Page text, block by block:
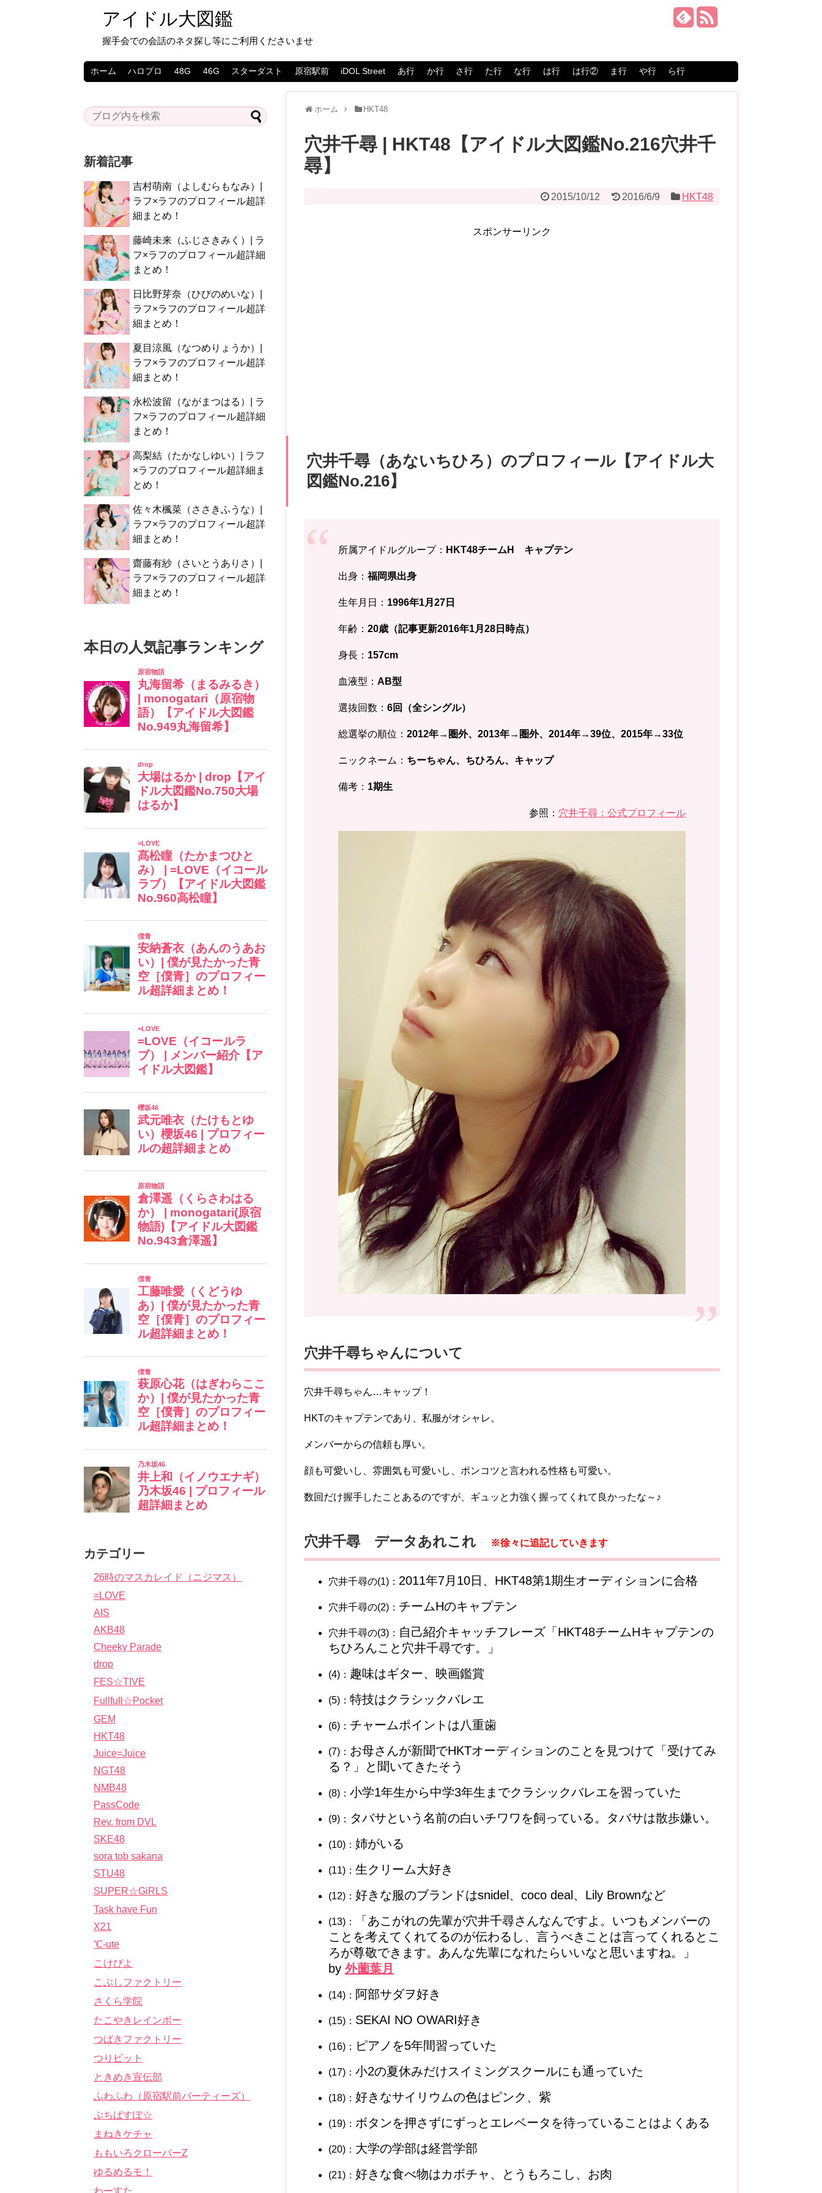
アイドル大図鑑
握手会での会話のネタ探し等にご利用くださいませ
ホーム ハロプロ 48G 46G スターダスト 原宿駅前 iDOL Street あ行 か行 さ行 た行 な行 は行 は行② ま行 や行 ら行
ホーム HKT48
穴井千尋 | HKT48【アイドル大図鑑No.216穴井千
尋】
2015/10/12 2016/6/9 HKT48
スポンサーリンク
穴井千尋（あないちひろ）のプロフィール【アイドル大
図鑑No.216】
所属アイドルグループ： HKT48チームH キャプテン
出身：福岡県出身
生年月日： 1996年1月27 日
年齢： 20歳（記事更新2016年1月28日時点）
身長： 157cm
血液型： AB型
選抜回数： 6回（全シングル）
総選挙の順位： 2012年→圏外、2013年→圏外、2014年→39位、2015年→33位
ニックネーム： ちーちゃん、ちひろん、キャップ
備考： 1期生
参照： 穴井千尋：公式プロフィール
穴井千尋ちゃんについて
穴井千尋ちゃん…キャップ！
HKTのキャプテンであり、私服がオシャレ。
メンバーからの信頼も厚い。
顔も可愛いし、雰囲気も可愛いし、ポンコツと言われる性格も可愛い。
数回だけ握手したことあるのですが、ギュッと力強く握ってくれて良かったな～♪
穴井千尋 データあれこれ ※徐々に追記していきます
穴井千尋の(1)： 2011年7月10日、HKT48第1期生オーディションに合格
穴井千尋の(2)： チームHのキャプテン
穴井千尋の(3)： 自己紹介キャッチフレーズ「HKT48チームHキャプテンの
ちひろんこと穴井千尋です。」
(4)： 趣味はギター、映画鑑賞
(5)： 特技はクラシックバレエ
(6)： チャームポイントは八重歯
(7)： お母さんが新聞でHKTオーディションのことを見つけて「受けてみ
る？」と聞いてきたそう
(8)： 小学1年生から中学3年生までクラシックバレエを習っていた
(9)： タバサという名前の白いチワワを飼っている。タバサは散歩嫌い。
(10)： 姉がいる
(11)： 生クリーム大好き
(12)： 好きな服のブランドはsnidel、coco deal、Lily Brownなど
(13)：
「あこがれの先輩が穴井千尋さんなんですよ。いつもメンバーの
ことを考えてくれてるのが伝わるし、言うべきことは言ってくれるとこ
ろが尊敬できます。あんな先輩になれたらいいなと思いますね。」
by 外薗葉月
(14)： 阿部サダヲ好き
(15)： SEKAI NO OWARI好き
(16)： ピアノを5年間習っていた
(17)： 小2の夏休みだけスイミングスクールにも通っていた
(18)： 好きなサイリウムの色はピンク、紫
(19)： ボタンを押さずにずっとエレベータを待っていることはよくある
(20)： 大学の学部は経営学部
(21)： 好きな食べ物はカボチャ、とうもろこし、お肉
新着記事
吉村萌南（よしむらもなみ）|
ラフ×ラフのプロフィール超詳
細まとめ！
藤崎未来（ふじさきみく）| ラ
フ×ラフのプロフィール超詳細
まとめ！
日比野芽奈（ひびのめいな）|
ラフ×ラフのプロフィール超詳
細まとめ！
夏目涼風（なつめりょうか）|
ラフ×ラフのプロフィール超詳
細まとめ！
永松波留（ながまつはる）| ラ
フ×ラフのプロフィール超詳細
まとめ！
高梨結（たかなしゆい）| ラフ
×ラフのプロフィール超詳細ま
とめ！
佐々木楓菜（ささきふうな）|
ラフ×ラフのプロフィール超詳
細まとめ！
齋藤有紗（さいとうありさ）|
ラフ×ラフのプロフィール超詳
細まとめ！
本日の人気記事ランキング
カテゴリー
26時のマスカレイド（ニジマス）
=LOVE
AIS
AKB48
Cheeky Parade
drop
FES☆TIVE
Fullfull☆Pocket
GEM
HKT48
Juice=Juice
NGT48
NMB48
PassCode
Rev. from DVL
SKE48
sora tob sakana
STU48
SUPER☆GiRLS
Task have Fun
X21
℃-ute
こけぴよ
こぶしファクトリー
さくら学院
たこやきレインボー
つばきファクトリー
つりビット
ときめき宣伝部
ふわふわ（原宿駅前パーティーズ）
ぷちぱすぽ☆
まねきケチャ
ももいろクローバーZ
ゆるめるモ！
わーすた